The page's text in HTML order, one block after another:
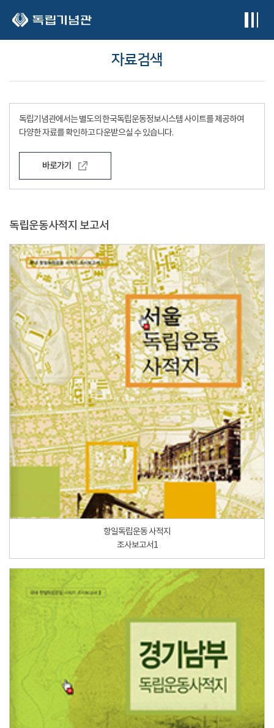
자료검색
독립기념관에서는 별도의 한국독립운동정보시스템 사이트를 제공하여
다양한 자료를 확인하고 다운받으실 수 있습니다.
바로가기
독립운동사적지 보고서
항일독립운동 사적지
조사보고서1